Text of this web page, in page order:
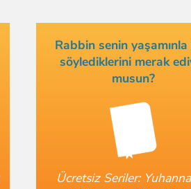
Rabbin senin
söylediklerini merak
musun?
Ücretsiz Seriler: